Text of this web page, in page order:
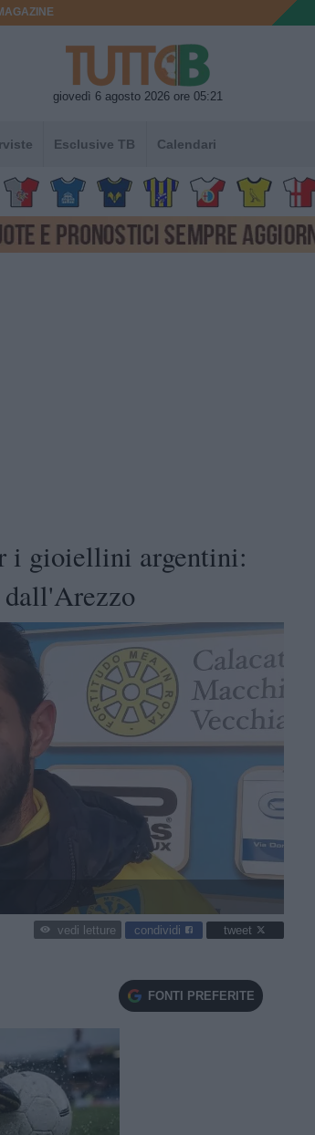
giovedì 6 agosto 2026 ore 05:21
Esclusive TB Calendari
i gioiellini argentini:
vedi letture condividi tweet
FONTI PREFERITE